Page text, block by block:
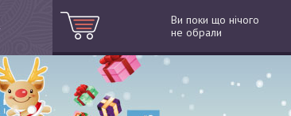
Ви поки що нічого
не обрали